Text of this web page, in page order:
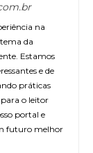
na
da
Estamos
e de
práticas
o leitor
portal e
futuro melhor